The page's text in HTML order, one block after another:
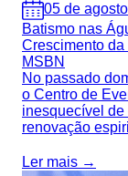
05 de
Batismo nas
Crescimento
MSBN
No passado
o Centro de
inesquecível
renovação
Ler mais →